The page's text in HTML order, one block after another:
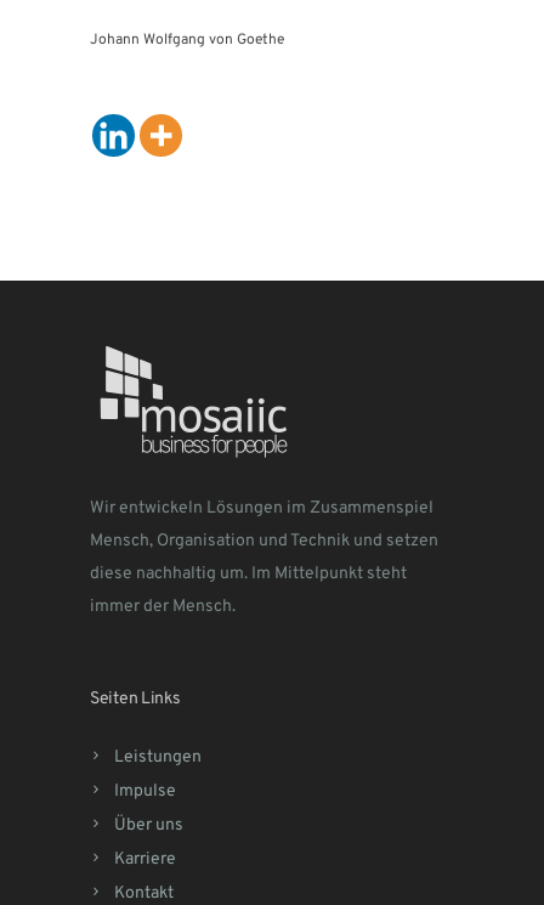
Johann Wolfgang von Goethe
Wir entwickeln Lösungen im Zusammenspiel
Mensch, Organisation und Technik und setzen
diese nachhaltig um. Im Mittelpunkt steht
immer der Mensch.
Seiten Links
Leistungen
Impulse
Über uns
Karriere
Kontakt